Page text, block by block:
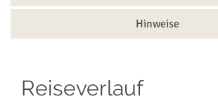
Hinweise
Reiseverlauf